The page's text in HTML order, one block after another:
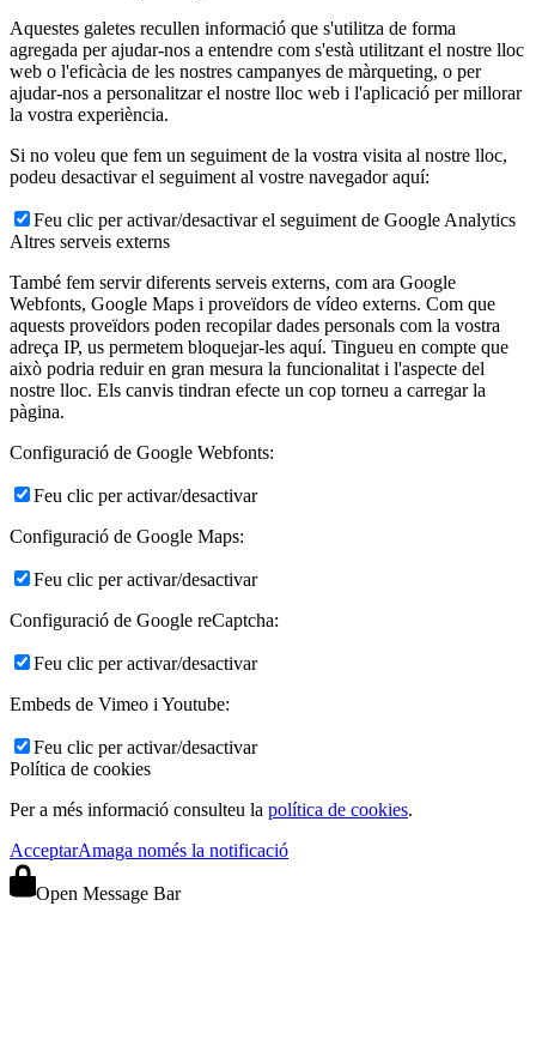
Aquestes galetes recullen informació que s'utilitza de forma
agregada per ajudar-nos a entendre com s'està utilitzant el nostre lloc
web o l'eficàcia de les nostres campanyes de màrqueting, o per
ajudar-nos a personalitzar el nostre lloc web i l'aplicació per millorar
la vostra experiència.
Si no voleu que fem un seguiment de la vostra visita al nostre lloc,
podeu desactivar el seguiment al vostre navegador aquí:
Feu clic per activar/desactivar el seguiment de Google Analytics
Altres serveis externs
També fem servir diferents serveis externs, com ara Google
Webfonts, Google Maps i proveïdors de vídeo externs. Com que
aquests proveïdors poden recopilar dades personals com la vostra
adreça IP, us permetem bloquejar-les aquí. Tingueu en compte que
això podria reduir en gran mesura la funcionalitat i l'aspecte del
nostre lloc. Els canvis tindran efecte un cop torneu a carregar la
pàgina.
Configuració de Google Webfonts:
Feu clic per activar/desactivar
Configuració de Google Maps:
Feu clic per activar/desactivar
Configuració de Google reCaptcha:
Feu clic per activar/desactivar
Embeds de Vimeo i Youtube:
Feu clic per activar/desactivar
Política de cookies
Per a més informació consulteu la política de cookies.
AcceptarAmaga només la notificació
Open Message Bar